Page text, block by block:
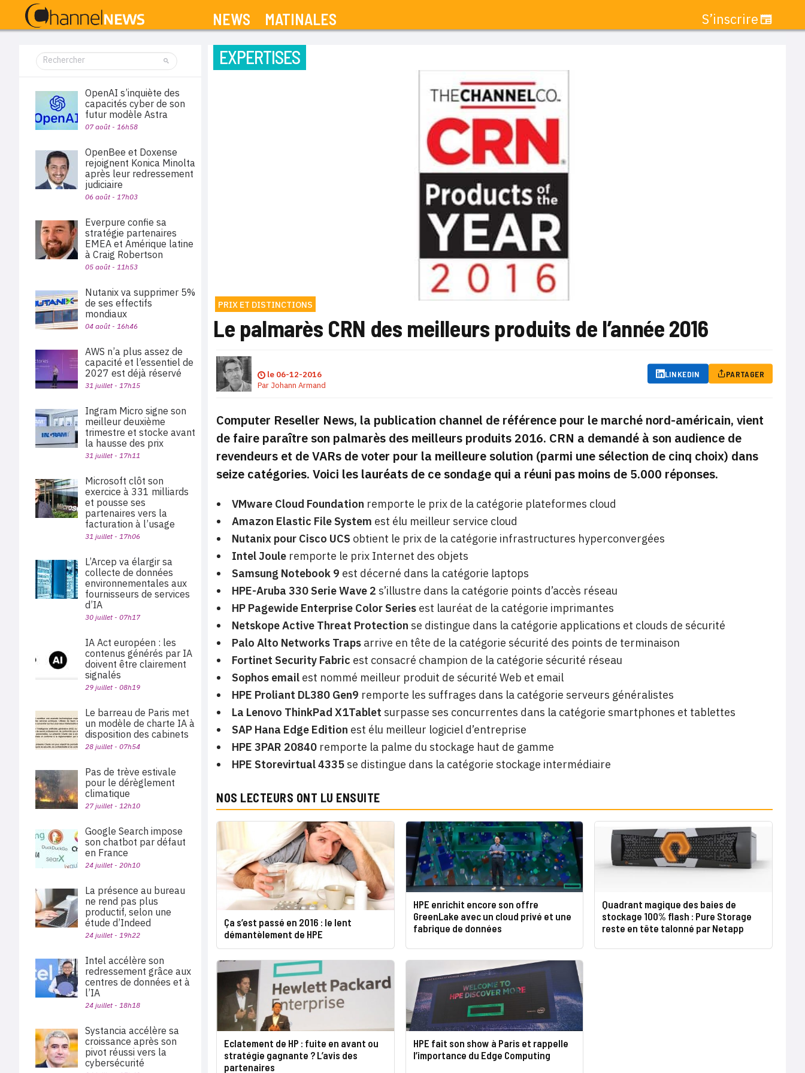
NEWS MATINALES S’inscrire
EXPERTISES
PRIX ET DISTINCTIONS
Le palmarès CRN des meilleurs produits de l’année 2016
le 06-12-2016
Par Johann Armand
LINKEDIN PARTAGER
Computer Reseller News, la publication channel de référence pour le marché nord-américain, vient
de faire paraître son palmarès des meilleurs produits 2016. CRN a demandé à son audience de
revendeurs et de VARs de voter pour la meilleure solution (parmi une sélection de cinq choix) dans
seize catégories. Voici les lauréats de ce sondage qui a réuni pas moins de 5.000 réponses.
VMware Cloud Foundation remporte le prix de la catégorie plateformes cloud
Amazon Elastic File System est élu meilleur service cloud
Nutanix pour Cisco UCS obtient le prix de la catégorie infrastructures hyperconvergées
Intel Joule remporte le prix Internet des objets
Samsung Notebook 9 est décerné dans la catégorie laptops
HPE-Aruba 330 Serie Wave 2 s’illustre dans la catégorie points d’accès réseau
HP Pagewide Enterprise Color Series est lauréat de la catégorie imprimantes
Netskope Active Threat Protection se distingue dans la catégorie applications et clouds de sécurité
Palo Alto Networks Traps arrive en tête de la catégorie sécurité des points de terminaison
Fortinet Security Fabric est consacré champion de la catégorie sécurité réseau
Sophos email est nommé meilleur produit de sécurité Web et email
HPE Proliant DL380 Gen9 remporte les suffrages dans la catégorie serveurs généralistes
La Lenovo ThinkPad X1Tablet surpasse ses concurrentes dans la catégorie smartphones et tablettes
SAP Hana Edge Edition est élu meilleur logiciel d’entreprise
HPE 3PAR 20840 remporte la palme du stockage haut de gamme
HPE Storevirtual 4335 se distingue dans la catégorie stockage intermédiaire
NOS LECTEURS ONT LU ENSUITE
Ça s’est passé en 2016 : le lent
démantèlement de HPE
HPE enrichit encore son offre
GreenLake avec un cloud privé et une
fabrique de données
Quadrant magique des baies de
stockage 100% flash : Pure Storage
reste en tête talonné par Netapp
Eclatement de HP : fuite en avant ou
stratégie gagnante ? L’avis des
partenaires
HPE fait son show à Paris et rappelle
l’importance du Edge Computing
OpenAI s’inquiète des
capacités cyber de son
futur modèle Astra
07 août - 16h58
OpenBee et Doxense
rejoignent Konica Minolta
après leur redressement
judiciaire
06 août - 17h03
Everpure confie sa
stratégie partenaires
EMEA et Amérique latine
à Craig Robertson
05 août - 11h53
Nutanix va supprimer 5%
de ses effectifs
mondiaux
04 août - 16h46
AWS n’a plus assez de
capacité et l’essentiel de
2027 est déjà réservé
31 juillet - 17h15
Ingram Micro signe son
meilleur deuxième
trimestre et stocke avant
la hausse des prix
31 juillet - 17h11
Microsoft clôt son
exercice à 331 milliards
et pousse ses
partenaires vers la
facturation à l’usage
31 juillet - 17h06
L’Arcep va élargir sa
collecte de données
environnementales aux
fournisseurs de services
d’IA
30 juillet - 07h17
IA Act européen : les
contenus générés par IA
doivent être clairement
signalés
29 juillet - 08h19
Le barreau de Paris met
un modèle de charte IA à
disposition des cabinets
28 juillet - 07h54
Pas de trève estivale
pour le dérèglement
climatique
27 juillet - 12h10
Google Search impose
son chatbot par défaut
en France
24 juillet - 20h10
La présence au bureau
ne rend pas plus
productif, selon une
étude d’Indeed
24 juillet - 19h22
Intel accélère son
redressement grâce aux
centres de données et à
l’IA
24 juillet - 18h18
Systancia accélère sa
croissance après son
pivot réussi vers la
cybersécurité